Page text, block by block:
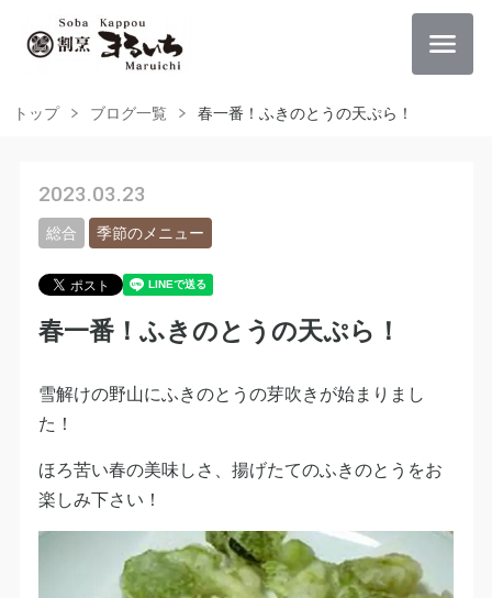
トップ ブログ一覧 春一番！ふきのとうの天ぷら！
2023.03.23
総合 季節のメニュー
春一番！ふきのとうの天ぷら！
雪解けの野山にふきのとうの芽吹きが始まりまし
た！
ほろ苦い春の美味しさ、揚げたてのふきのとうをお
楽しみ下さい！